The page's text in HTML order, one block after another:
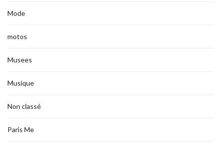
Mode
motos
Musees
Musique
Non classé
Paris Me